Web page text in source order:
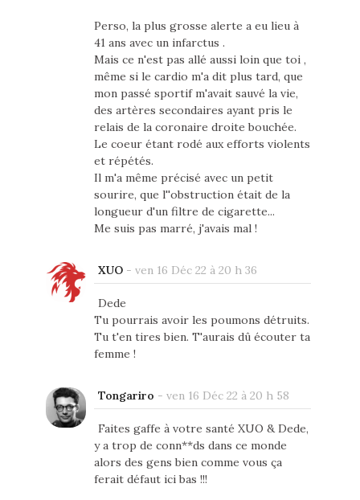
Perso, la plus grosse alerte a eu lieu à
41 ans avec un infarctus .
Mais ce n'est pas allé aussi loin que toi ,
même si le cardio m'a dit plus tard, que
mon passé sportif m'avait sauvé la vie,
des artères secondaires ayant pris le
relais de la coronaire droite bouchée.
Le coeur étant rodé aux efforts violents
et répétés.
Il m'a même précisé avec un petit
sourire, que l''obstruction était de la
longueur d'un filtre de cigarette...
Me suis pas marré, j'avais mal !
XUO- ven 16 Déc 22 à 20 h 36
Dede
Tu pourrais avoir les poumons détruits.
Tu t'en tires bien. T'aurais dû écouter ta
femme !
Tongariro - ven 16 Déc 22 à 20 h 58
Faites gaffe à votre santé XUO & Dede,
y a trop de conn**ds dans ce monde
alors des gens bien comme vous ça
ferait défaut ici bas !!!